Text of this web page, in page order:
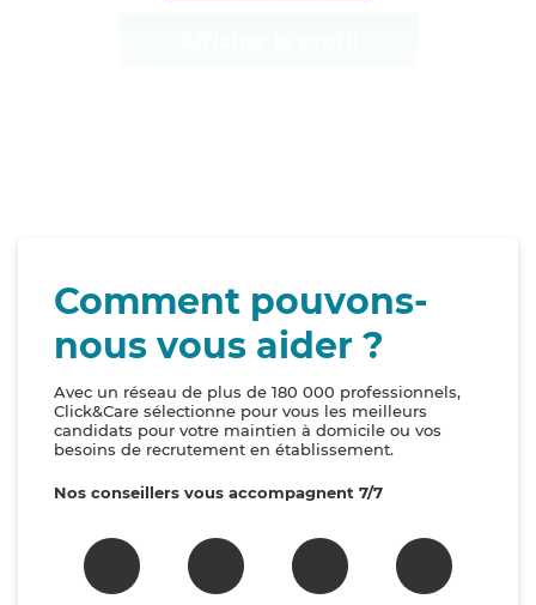
Comment pouvons-
nous vous aider ?
Avec un réseau de plus de 180 000 professionnels,
Click&Care sélectionne pour vous les meilleurs
candidats pour votre maintien à domicile ou vos
besoins de recrutement en établissement.
Nos conseillers vous accompagnent 7/7